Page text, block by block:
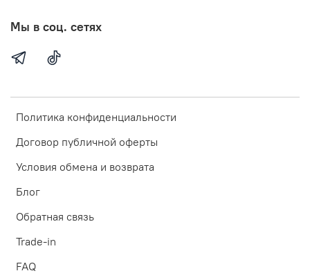
Политика конфиденциальности
Договор публичной оферты
Условия обмена и возврата
Блог
Обратная связь
Trade-in
FAQ
Мы в соц. сетях